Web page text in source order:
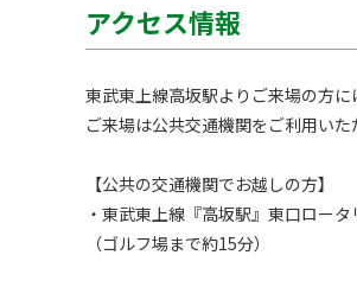
アクセス情報
東武東上線高坂駅よりご来場の方に
ご来場は公共交通機関をご利用いた
【公共の交通機関でお越しの方】
・東武東上線『高坂駅』東口ロー
（ゴルフ場まで約15分）